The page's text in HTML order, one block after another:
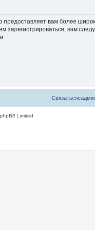
предоставляет вам более
вам
Связатьсясадми
Limited